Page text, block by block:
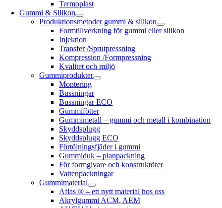
Termoplast
Gummi & Silikon
Produktionsmetoder gummi & silikon
Formtillverkning för gummi eller silikon
Injektion
Transfer /Sprutpressning
Kompression /Formpressning
Kvalitet och miljö
Gummiprodukter
Montering
Bussningar
Bussningar ECO
Gummifötter
Gummimetall – gummi och metall i kombination
Skyddsplugg
Skyddsplugg ECO
Förtöjningsfjäder i gummi
Gummiduk – planpackning
För formgivare och konstruktörer
Vattenpackningar
Gummimaterial
Aflas ® – ett nytt material hos oss
Akrylgummi ACM, AEM